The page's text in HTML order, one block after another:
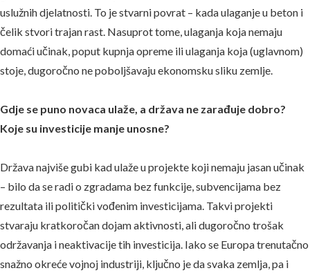
uslužnih djelatnosti. To je stvarni povrat – kada ulaganje u beton i
čelik stvori trajan rast. Nasuprot tome, ulaganja koja nemaju
domaći učinak, poput kupnja opreme ili ulaganja koja (uglavnom)
stoje, dugoročno ne poboljšavaju ekonomsku sliku zemlje.
Gdje se puno novaca ulaže, a država ne zarađuje dobro?
Koje su investicije manje unosne?
Država najviše gubi kad ulaže u projekte koji nemaju jasan učinak
– bilo da se radi o zgradama bez funkcije, subvencijama bez
rezultata ili politički vođenim investicijama. Takvi projekti
stvaraju kratkoročan dojam aktivnosti, ali dugoročno trošak
održavanja i neaktivacije tih investicija. Iako se Europa trenutačno
snažno okreće vojnoj industriji, ključno je da svaka zemlja, pa i